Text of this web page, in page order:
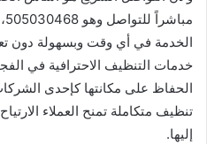
الخدمة في أي وقت وبسهولة دون
خدمات التنظيف الاحترافية في
الحفاظ على مكانتها كإحدى
تنظيف متكاملة تمنح العملاء
إليها.